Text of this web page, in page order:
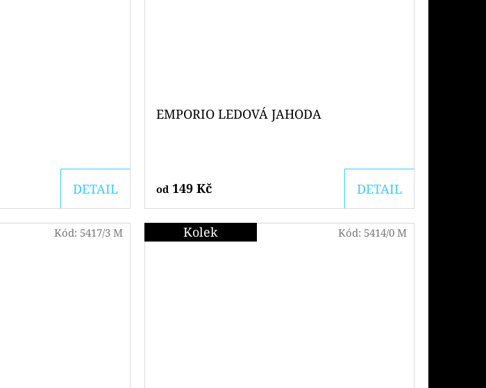
DETAIL
EMPORIO LEDOVÁ JAHODA
od 149 Kč DETAIL
Kód: 5417/3 M Kolek Kód: 5414/0 M